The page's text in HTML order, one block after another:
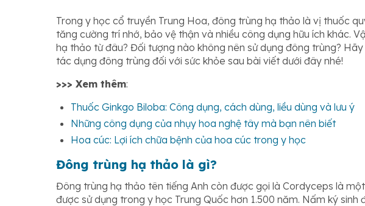
Trong y học cổ truyền Trung Hoa, đông trùng hạ thảo là vị thuốc
tăng cường trí nhớ, bảo vệ thận và nhiều công dụng hữu ích khác.
hạ thảo từ đâu? Đối tượng nào không nên sử dụng đông trùng? Hãy
tác dụng đông trùng đối với sức khỏe sau bài viết dưới đây nhé!
>>> Xem thêm:
Thuốc Ginkgo Biloba: Công dụng, cách dùng, liều dùng và lưu ý
Những công dụng của nhụy hoa nghệ tây mà bạn nên biết
Hoa cúc: Lợi ích chữa bệnh của hoa cúc trong y học
Đông trùng hạ thảo là gì?
Đông trùng hạ thảo tên tiếng Anh còn được gọi là Cordyceps là
được sử dụng trong y học Trung Quốc hơn 1.500 năm. Nấm ký